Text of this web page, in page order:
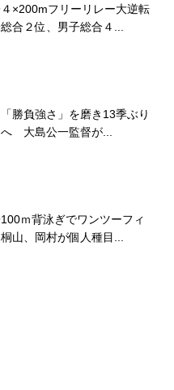
４×200mフリーリレー大逆転
合２位、男子総合４...
「勝負強さ」を磨き13季ぶり
大島公一監督が...
100ｍ背泳ぎでワンツーフィ
山、岡村が個人種目...